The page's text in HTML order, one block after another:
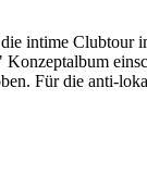
intime Clubtour
Für die anti-